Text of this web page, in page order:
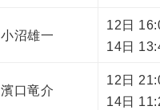
小沼雄一
12日
14日
濱口竜介
12日
14日